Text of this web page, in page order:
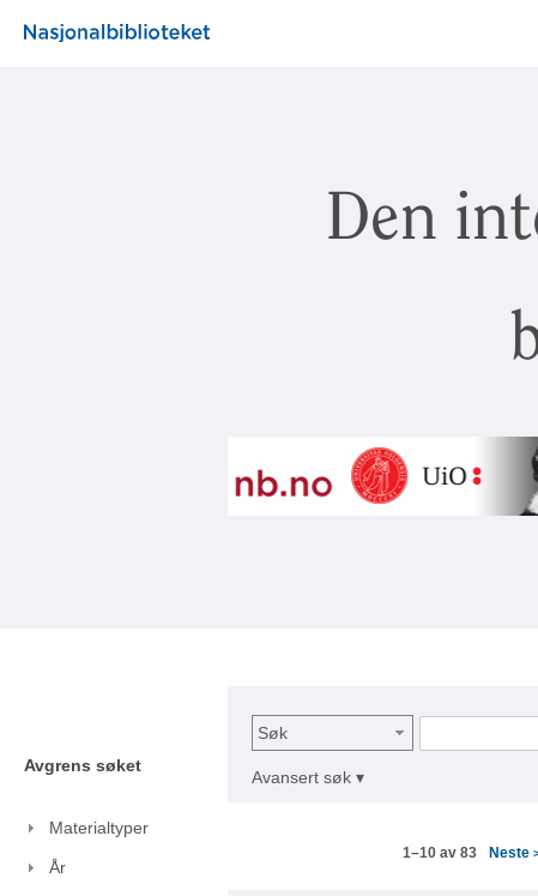
Den
Avgrens søket
Materialtyper
År
Søk
Avansert søk ▾
1–10 av 83 Neste